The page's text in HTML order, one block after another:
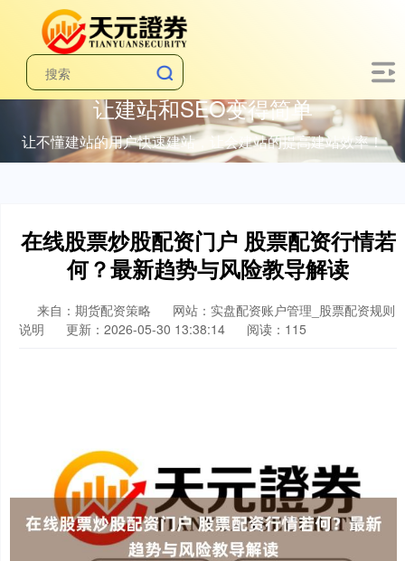
让建站和SEO变得简单
让不懂建站的用户快速建站，让会建站的提高建站效率！
在线股票炒股配资门户 股票配资行情若
何？最新趋势与风险教导解读
来自：期货配资策略
网站：实盘配资账户管理_股票配资规则
说明
更新：2026-05-30 13:38:14 阅读：115